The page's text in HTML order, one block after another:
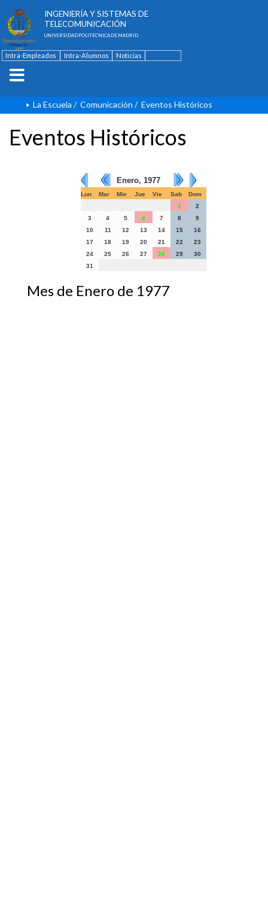
INGENIERÍA Y SISTEMAS DE
TELECOMUNICACIÓN
UNIVERSIDAD POLITÉCNICA DE MADRID
Intra-Empleados Intra-Alumnos
Noticias
La Escuela / Comunicación / Eventos Históricos
Eventos Históricos
Enero, 1977
Lun Mar Mie Jue Vie Sab
Dom
1
2
3
4 5 6 7 8
9
10
11 12 13 14 15
16
17
18 19 20 21 22
23
24
25 26 27 28 29
30
31
Mes de Enero de 1977